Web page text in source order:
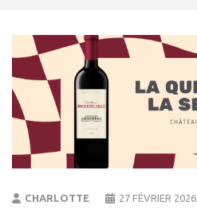
CHARLOTTE 27 FÉVRIER 2026